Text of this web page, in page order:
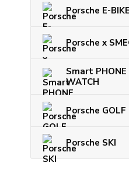
Porsche E-BIKE
Porsche x
Smart
WATCH
Porsche GOLF
Porsche SKI